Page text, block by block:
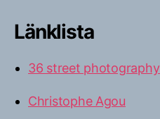
Länklista
36 street
Christophe Agou